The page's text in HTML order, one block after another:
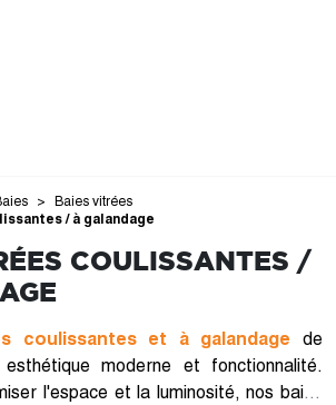
Baies vitrées
/ à galandage
COULISSANTES /
coulissantes et à galandage de
moderne et fonctionnalité.
l'espace et la luminosité, nos baies